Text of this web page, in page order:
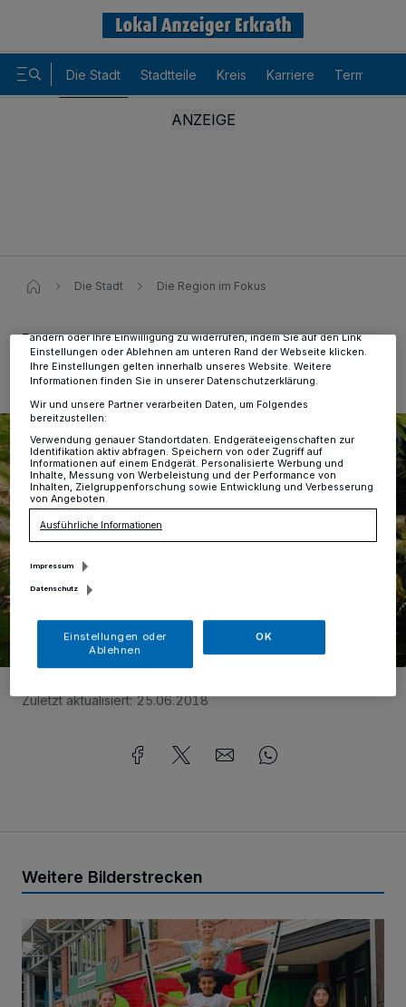
Die Stadt Stadtteile Kreis Karriere Termine
Die Stadt Die Region im Fokus
Fotos
Die Region im Fokus
Zuletzt aktualisiert:25.06.2018
Weitere Bilderstrecken
Ein bunter Spielesommer
verarbeiten Daten, um Ihnen Dienste bereitzustellen“ aufgeführten
Zwecke. Wenn Tracker deaktiviert sind, sind manche Inhalte und
ändern oder Ihre Einwilligung zu widerrufen, indem Sie auf den Link
Einstellungen oder Ablehnen am unteren Rand der Webseite klicken.
Ihre Einstellungen gelten innerhalb unseres Website. Weitere
Informationen finden Sie in unserer Datenschutzerklärung.
Wir und unsere Partner verarbeiten Daten, um Folgendes
bereitzustellen:
Verwendung genauer Standortdaten. Endgeräteeigenschaften zur
Identifikation aktiv abfragen. Speichern von oder Zugriff auf
Informationen auf einem Endgerät. Personalisierte Werbung und
Inhalte, Messung von Werbeleistung und der Performance von
Inhalten, Zielgruppenforschung sowie Entwicklung und Verbesserung
von Angeboten.
Ausführliche Informationen
Impressum
Datenschutz
Einstellungen oder
Ablehnen
OK